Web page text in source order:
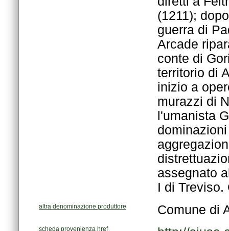
I di Treviso.
altra denominazione produttore Comune di
scheda provenienza href